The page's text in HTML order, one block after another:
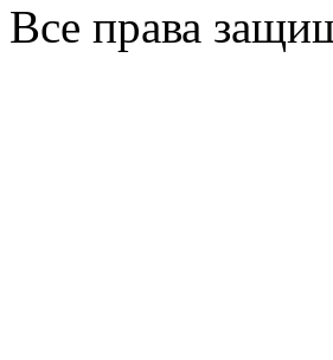
Все права